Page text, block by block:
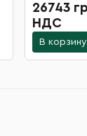
26743
НДС
В корзину